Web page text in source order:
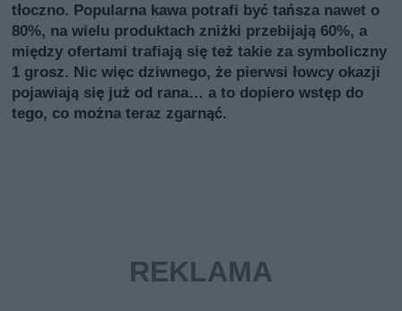
tłoczno. Popularna kawa potrafi być tańsza nawet o
80%, na wielu produktach zniżki przebijają 60%, a
między ofertami trafiają się też takie za symboliczny
1 grosz. Nic więc dziwnego, że pierwsi łowcy okazji
pojawiają się już od rana… a to dopiero wstęp do
tego, co można teraz zgarnąć.